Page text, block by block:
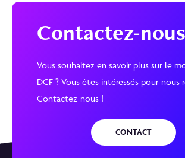
Contactez-nous
Vous souhaitez en savoir plus sur le
DCF ? Vous êtes intéressés pour nous
Contactez-nous !
CONTACT